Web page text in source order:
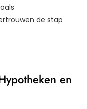
de stap
en